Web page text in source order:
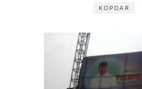
KOPDAR